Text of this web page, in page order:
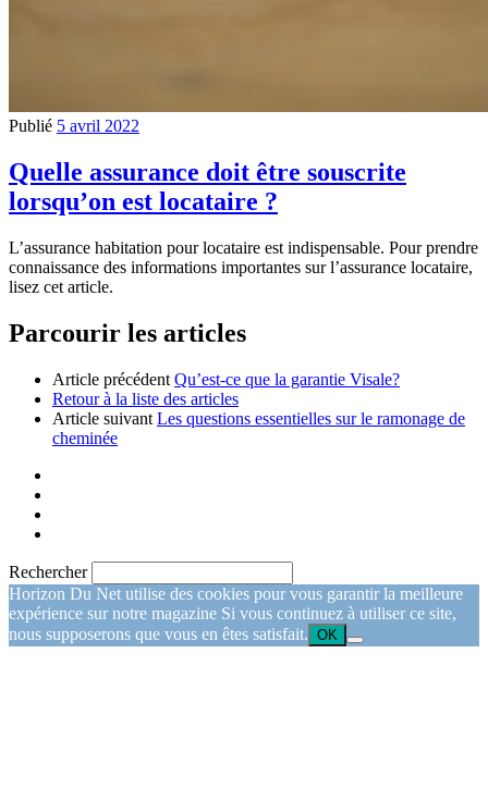
Publié 5 avril 2022
Quelle assurance doit être souscrite
lorsqu’on est locataire ?
L’assurance habitation pour locataire est indispensable. Pour prendre
connaissance des informations importantes sur l’assurance locataire,
lisez cet article.
Parcourir les articles
Article précédent Qu’est-ce que la garantie Visale?
Retour à la liste des articles
Article suivant Les questions essentielles sur le ramonage de
cheminée
Rechercher
Horizon Du Net utilise des cookies pour vous garantir la meilleure
expérience sur notre magazine Si vous continuez à utiliser ce site,
nous supposerons que vous en êtes satisfait. OK